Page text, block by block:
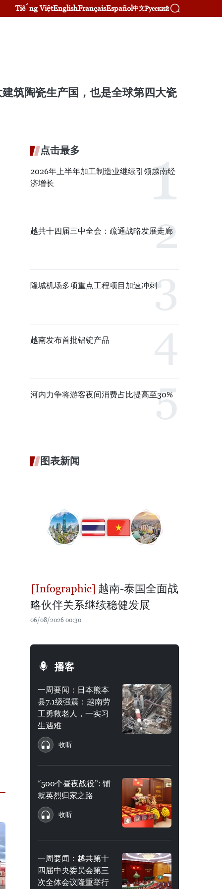
Tiếng ViệtEnglishFrançaisEspañol中文Русский
筑陶瓷生产国，也是全球第四大瓷
点击最多
2026年上半年加工制造业继续引领越南经
济增长
越共十四届三中全会：疏通战略发展走廊
隆城机场多项重点工程项目加速冲刺
越南发布首批铝锭产品
河内力争将游客夜间消费占比提高至30%
图表新闻
越南-泰国全面战
略伙伴关系继续稳健发展
06/08/2026 00:30
播客
一周要闻：日本熊本
县7.1级强震：越南劳
工勇救老人，一实习
生遇难
收听
“500个昼夜战役”: 铺
就英烈归家之路
收听
一周要闻：越共第十
四届中央委员会第三
次全体会议隆重举行